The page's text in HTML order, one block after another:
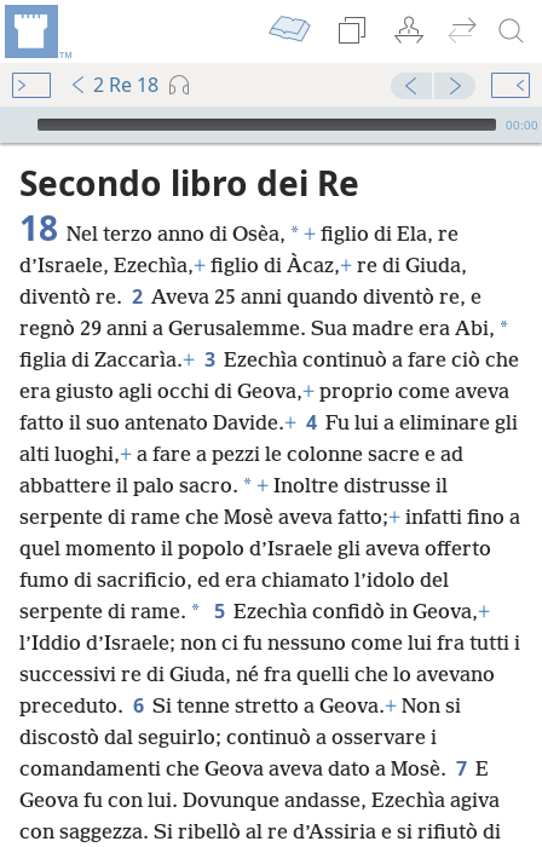
2 Re 18
Audio Player
00:00
Secondo libro dei Re
18 Nel terzo anno di Osèa, * + figlio di Ela, re
d’Israele, Ezechìa,+ figlio di Àcaz,+ re di Giuda,
diventò re. 2 Aveva 25 anni quando diventò re, e
regnò 29 anni a Gerusalemme. Sua madre era Abi, *
figlia di Zaccarìa.+ 3 Ezechìa continuò a fare ciò che
era giusto agli occhi di Geova,+ proprio come aveva
fatto il suo antenato Davide.+ 4 Fu lui a eliminare gli
alti luoghi,+ a fare a pezzi le colonne sacre e ad
abbattere il palo sacro. * + Inoltre distrusse il
serpente di rame che Mosè aveva fatto;+ infatti fino a
quel momento il popolo d’Israele gli aveva offerto
fumo di sacrificio, ed era chiamato l’idolo del
serpente di rame. * 5 Ezechìa confidò in Geova,+
l’Iddio d’Israele; non ci fu nessuno come lui fra tutti i
successivi re di Giuda, né fra quelli che lo avevano
preceduto. 6 Si tenne stretto a Geova.+ Non si
discostò dal seguirlo; continuò a osservare i
comandamenti che Geova aveva dato a Mosè. 7 E
Geova fu con lui. Dovunque andasse, Ezechìa agiva
con saggezza. Si ribellò al re d’Assiria e si rifiutò di